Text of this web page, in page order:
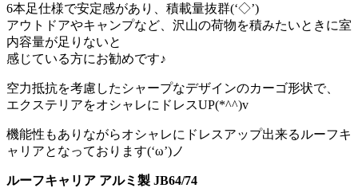
6本足仕様で安定感があり、積載量抜群(‘◇’)ゞ
アウトドアやキャンプなど、沢山の荷物を積みたいときに室
内容量が足りないと
感じている方にお勧めです♪
空力抵抗を考慮したシャープなデザインのカーゴ形状で、
エクステリアをオシャレにドレスUP(*^^)v
機能性もありながらオシャレにドレスアップ出来るルーフキ
ャリアとなっております(‘ω’)ノ
ルーフキャリア アルミ製 JB64/74